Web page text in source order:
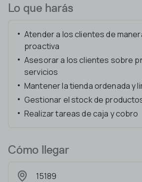
Lo que harás
Atender a los clientes de
proactiva
Asesorar a los clientes sobre
servicios
Mantener la tienda ordenada y
Gestionar el stock de
Realizar tareas de caja y cobro
Cómo llegar
15189